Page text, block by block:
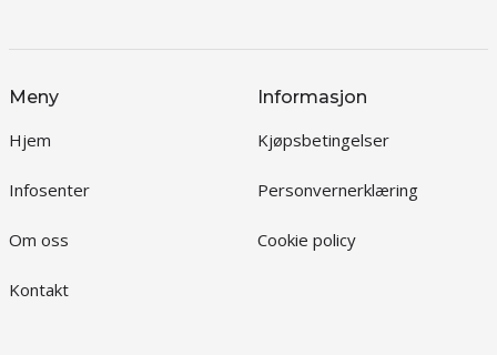
Meny
Hjem
Infosenter
Om oss
Kontakt
Informasjon
Kjøpsbetingelser
Personvernerklæring
Cookie policy